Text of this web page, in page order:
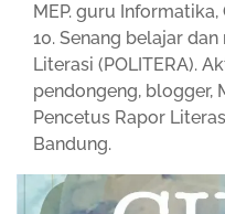
MEP. guru
10. Senang belajar
Literasi (POLITERA).
pendongeng, blogger,
Pencetus Rapor
Bandung.